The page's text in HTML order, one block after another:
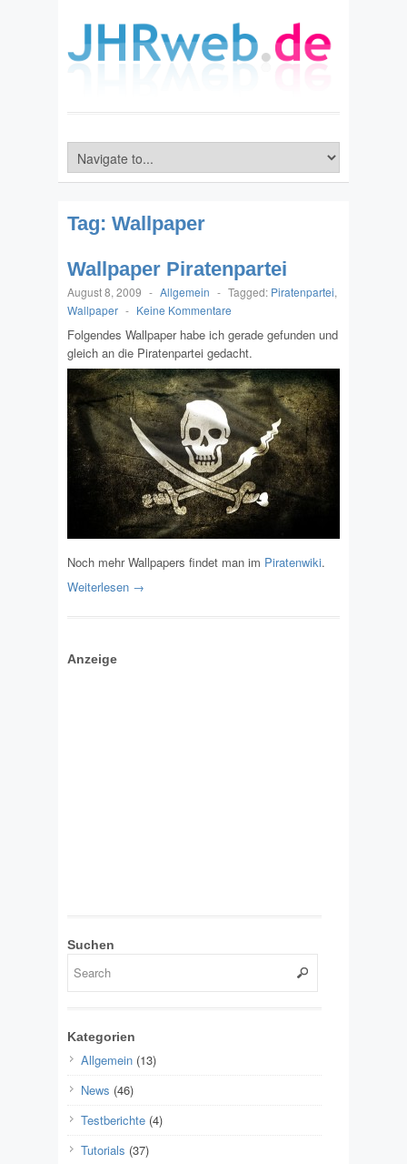
Tag: Wallpaper
Wallpaper Piratenpartei
August 8, 2009 - Allgemein - Tagged: Piratenpartei,
Wallpaper - Keine Kommentare
Folgendes Wallpaper habe ich gerade gefunden und
gleich an die Piratenpartei gedacht.
Noch mehr Wallpapers findet man im Piratenwiki.
Weiterlesen →
Anzeige
Suchen
Kategorien
Allgemein (13)
News (46)
Testberichte (4)
Tutorials (37)